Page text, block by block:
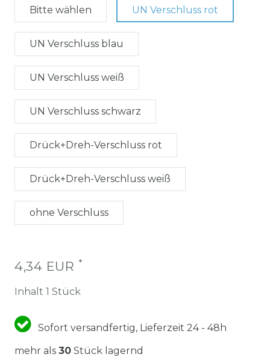
Bitte wählen UN Verschluss rot
UN Verschluss blau
UN Verschluss weiß
UN Verschluss schwarz
Drück+Dreh-Verschluss rot
Drück+Dreh-Verschluss weiß
ohne Verschluss
4,34 EUR *
Inhalt 1 Stück
Sofort versandfertig, Lieferzeit 24 - 48h
mehr als 30 Stück lagernd